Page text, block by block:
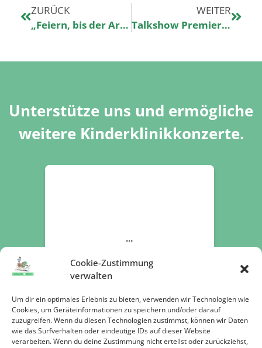
Cookie-Zustimmung
verwalten
Um dir ein optimales Erlebnis zu bieten, verwenden wir Technologien wie
Cookies, um Geräteinformationen zu speichern und/oder darauf
zuzugreifen. Wenn du diesen Technologien zustimmst, können wir Daten
wie das Surfverhalten oder eindeutige IDs auf dieser Website
verarbeiten. Wenn du deine Zustimmung nicht erteilst oder zurückziehst,
ZURÜCK
„Feiern, bis der Arzt kommt!“
WEITER
Talkshow Premiere: Nicole zu Gast bei „3nach9“
Unterstütze uns und ermögliche
weitere Kinderklinikkonzerte.